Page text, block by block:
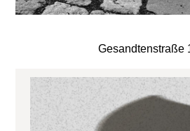
Gesandtenstraße